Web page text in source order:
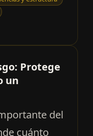
Protege
un
del
cuánto